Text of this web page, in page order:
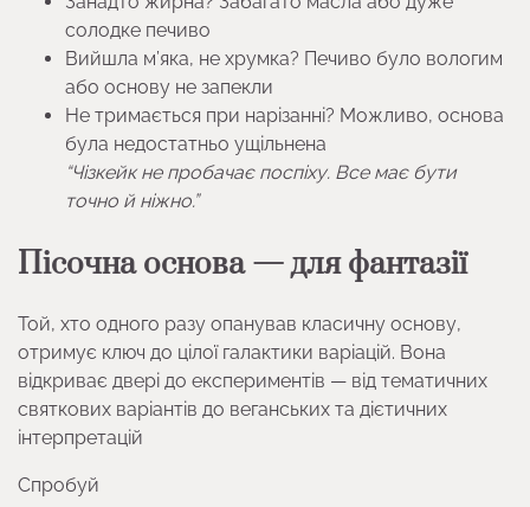
солодке печиво
Вийшла м’яка, не хрумка? Печиво було вологим
або основу не запекли
Не тримається при нарізанні? Можливо, основа
була недостатньо ущільнена
“Чізкейк не пробачає поспіху. Все має бути
точно й ніжно.”
Пісочна основа — для фантазії
Той, хто одного разу опанував класичну основу,
отримує ключ до цілої галактики варіацій. Вона
відкриває двері до експериментів — від тематичних
святкових варіантів до веганських та дієтичних
інтерпретацій
Спробуй